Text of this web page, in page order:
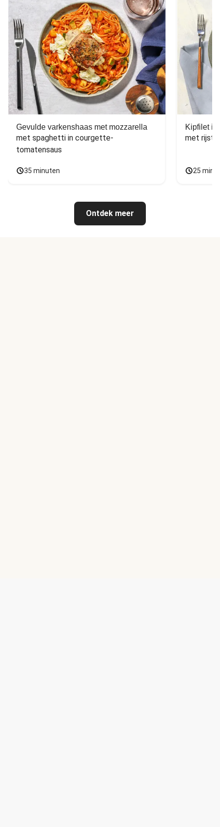
Gevulde varkenshaas met mozzarella
met spaghetti in courgette-
tomatensaus
35 minuten
Kipfilet in
met rijst,
25
Ontdek meer